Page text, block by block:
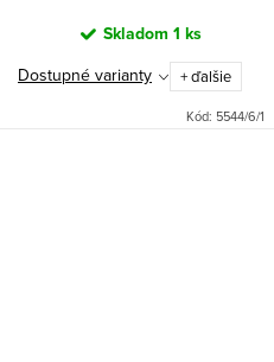
Skladom 1 ks
Dostupné varianty
+ ďalšie
Kód: 5544/6/1